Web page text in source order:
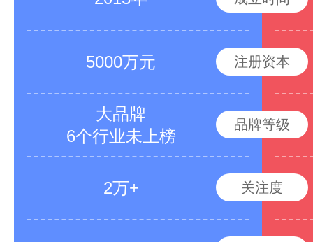
5000万元 注册资本
大品牌
6个行业未上榜
品牌等级
2万+ 关注度